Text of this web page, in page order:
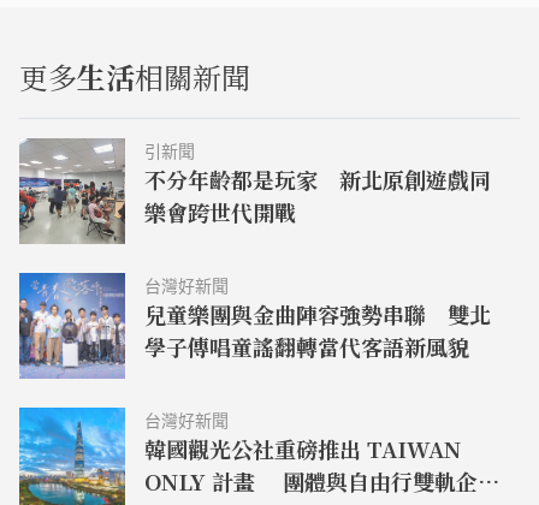
更多生活相關新聞
引新聞
不分年齡都是玩家 新北原創遊戲同
樂會跨世代開戰
台灣好新聞
兒童樂團與金曲陣容強勢串聯 雙北
學子傳唱童謠翻轉當代客語新風貌
台灣好新聞
韓國觀光公社重磅推出 TAIWAN
ONLY 計畫 團體與自由行雙軌企劃